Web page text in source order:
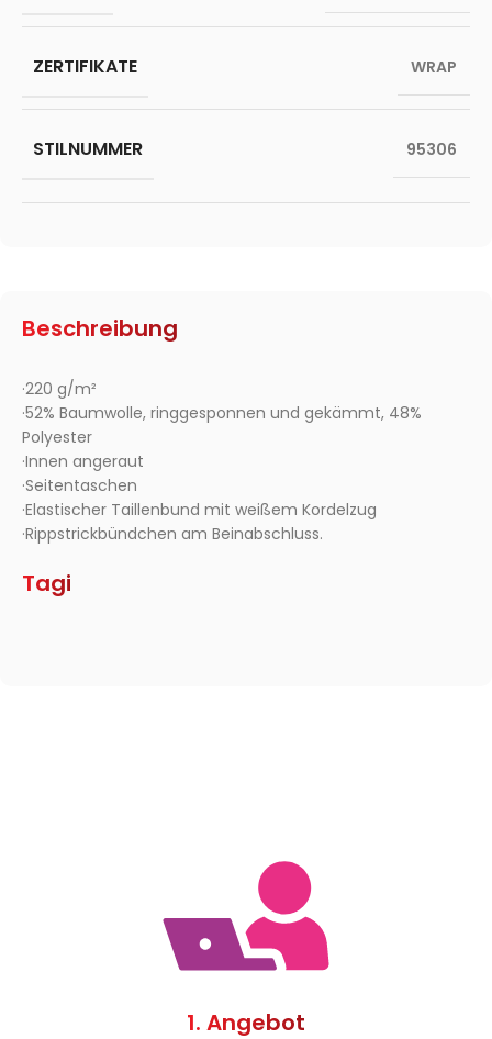
Beschreibung
·220 g/m²
·52% Baumwolle, ringgesponnen und gekämmt, 48%
Polyester
·Innen angeraut
·Seitentaschen
·Elastischer Taillenbund mit weißem Kordelzug
·Rippstrickbündchen am Beinabschluss.
Tagi
ZERTIFIKATE WRAP
STILNUMMER 95306
1. Angebot